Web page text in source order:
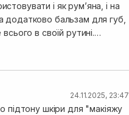
і як рум’яна, і на
бальзам для губ,
в своїй рутині.
але в житті такий не
неприємний момент.
24.11.2025, 23:47
підтону шкіри для "макіяжу